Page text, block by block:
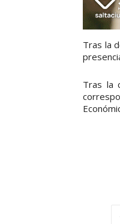
Tras la
Tras la